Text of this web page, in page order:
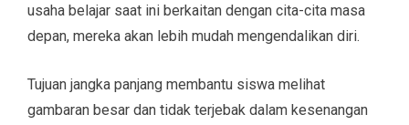
usaha belajar saat ini berkaitan dengan cita-cita masa
depan, mereka akan lebih mudah mengendalikan diri.
Tujuan jangka panjang membantu siswa melihat
gambaran besar dan tidak terjebak dalam kesenangan